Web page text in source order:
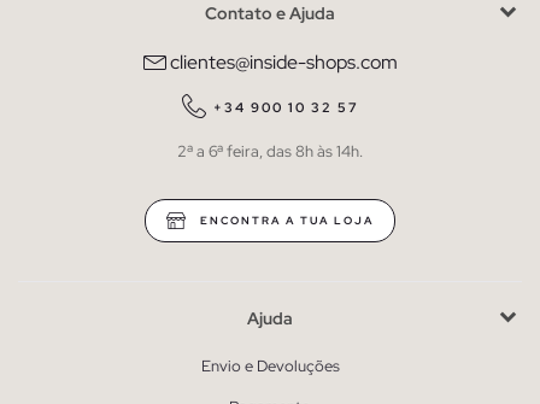
Contato e Ajuda
clientes@inside-shops.com
+34 900 10 32 57
2ª a 6ª feira, das 8h às 14h.
ENCONTRA A TUA LOJA
Ajuda
Envio e Devoluções